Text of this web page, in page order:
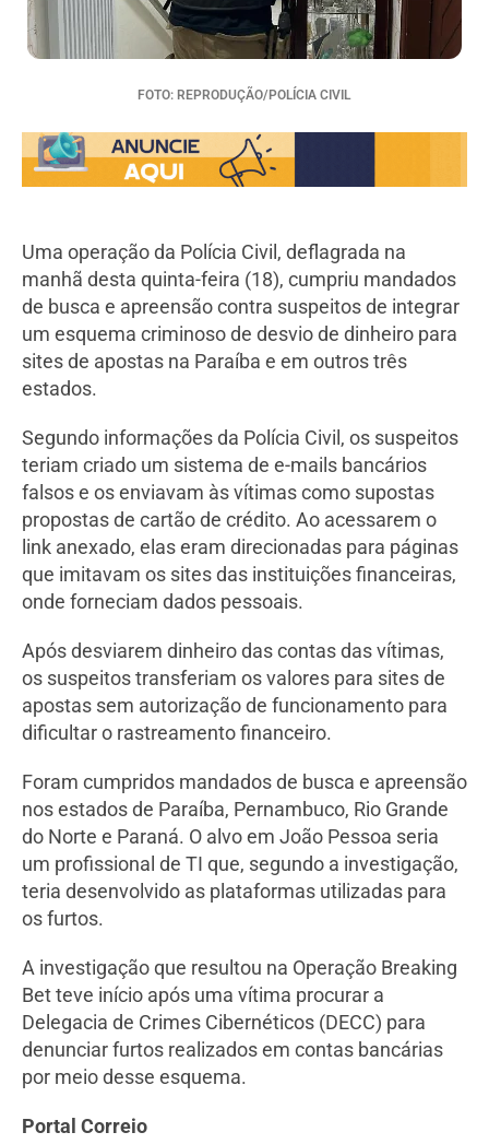
FOTO: REPRODUÇÃO/POLÍCIA CIVIL
Uma operação da Polícia Civil, deflagrada na
manhã desta quinta-feira (18), cumpriu mandados
de busca e apreensão contra suspeitos de integrar
um esquema criminoso de desvio de dinheiro para
sites de apostas na Paraíba e em outros três
estados.
Segundo informações da Polícia Civil, os suspeitos
teriam criado um sistema de e-mails bancários
falsos e os enviavam às vítimas como supostas
propostas de cartão de crédito. Ao acessarem o
link anexado, elas eram direcionadas para páginas
que imitavam os sites das instituições financeiras,
onde forneciam dados pessoais.
Após desviarem dinheiro das contas das vítimas,
os suspeitos transferiam os valores para sites de
apostas sem autorização de funcionamento para
dificultar o rastreamento financeiro.
Foram cumpridos mandados de busca e apreensão
nos estados de Paraíba, Pernambuco, Rio Grande
do Norte e Paraná. O alvo em João Pessoa seria
um profissional de TI que, segundo a investigação,
teria desenvolvido as plataformas utilizadas para
os furtos.
A investigação que resultou na Operação Breaking
Bet teve início após uma vítima procurar a
Delegacia de Crimes Cibernéticos (DECC) para
denunciar furtos realizados em contas bancárias
por meio desse esquema.
Portal Correio